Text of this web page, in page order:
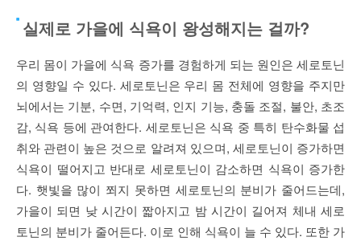
실제로 가을에 식욕이 왕성해지는 걸까?
우리 몸이 가을에 식욕 증가를 경험하게 되는 원인은 세로토닌
의 영향일 수 있다. 세로토닌은 우리 몸 전체에 영향을 주지만
뇌에서는 기분, 수면, 기억력, 인지 기능, 충돌 조절, 불안, 초조
감, 식욕 등에 관여한다. 세로토닌은 식욕 중 특히 탄수화물 섭
취와 관련이 높은 것으로 알려져 있으며, 세로토닌이 증가하면
식욕이 떨어지고 반대로 세로토닌이 감소하면 식욕이 증가한
다. 햇빛을 많이 쬐지 못하면 세로토닌의 분비가 줄어드는데,
가을이 되면 낮 시간이 짧아지고 밤 시간이 길어져 체내 세로
토닌의 분비가 줄어든다. 이로 인해 식욕이 늘 수 있다. 또한 가